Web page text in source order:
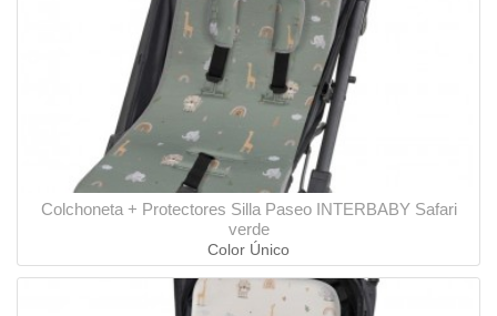
Colchoneta + Protectores Silla Paseo INTERBABY Safari
verde
Color Único